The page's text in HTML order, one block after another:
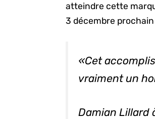
atteindre cette
3 décembre
«Cet
vraiment un
Damian Lillard